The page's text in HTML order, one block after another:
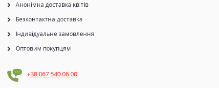
Анонімна доставка квітів
Безконтактна доставка
Індивідуальне замовлення
Оптовим покупцям
+38 067 540 06 00